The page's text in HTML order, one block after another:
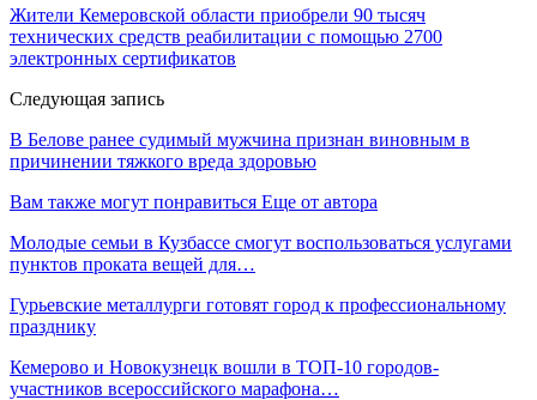
Жители Кемеровской области приобрели 90 тысяч
технических средств реабилитации с помощью 2700
электронных сертификатов
Следующая запись
В Белове ранее судимый мужчина признан виновным в
причинении тяжкого вреда здоровью
Вам также могут понравиться Еще от автора
Молодые семьи в Кузбассе смогут воспользоваться услугами
пунктов проката вещей для…
Гурьевские металлурги готовят город к профессиональному
празднику
Кемерово и Новокузнецк вошли в ТОП-10 городов-
участников всероссийского марафона…